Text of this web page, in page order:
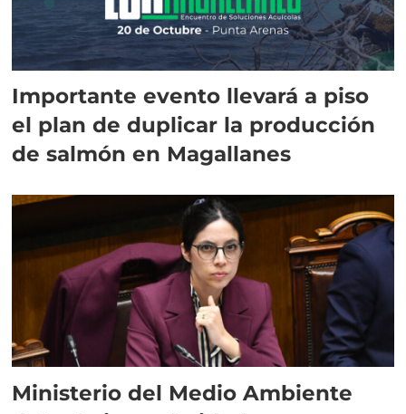
Importante evento llevará a piso
el plan de duplicar la producción
de salmón en Magallanes
Ministerio del Medio Ambiente